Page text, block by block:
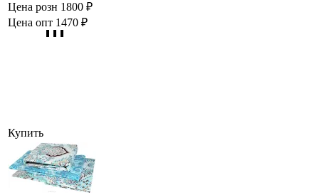
Цена розн 1800 ₽
Цена опт 1470 ₽
Купить